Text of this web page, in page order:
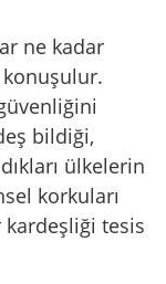
ne kadar
bildiği,
ülkelerin
korkuları
tesis